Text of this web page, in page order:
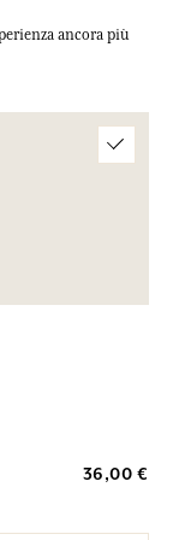
ancora più
36,00 €